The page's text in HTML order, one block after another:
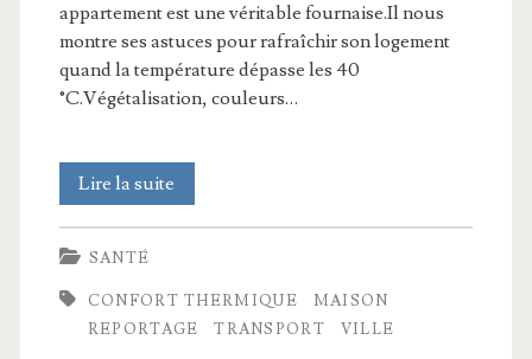
appartement est une véritable fournaise.Il nous
montre ses astuces pour rafraîchir son logement
quand la température dépasse les 40
°C.Végétalisation, couleurs…
Lire la suite
:
solutions
SANTÉ
CONFORT THERMIQUE
MAISON
REPORTAGE
TRANSPORT VILLE